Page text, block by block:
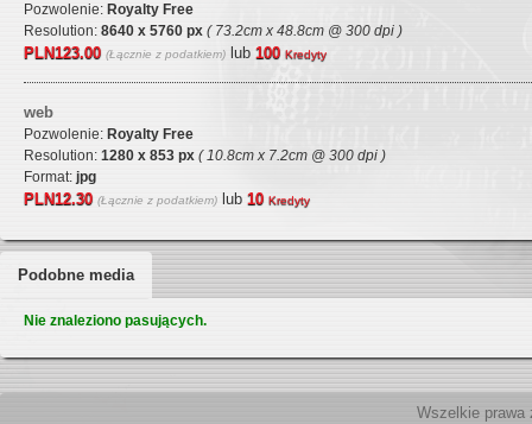
Pozwolenie: Royalty Free
Resolution: 8640 x 5760 px ( 73.2cm x 48.8cm @ 300 dpi )
PLN123.00 (Łącznie z podatkiem) lub 100 Kredyty
web
Pozwolenie: Royalty Free
Resolution: 1280 x 853 px ( 10.8cm x 7.2cm @ 300 dpi )
Format: jpg
PLN12.30 (Łącznie z podatkiem) lub 10 Kredyty
Podobne media
Nie znaleziono pasujących.